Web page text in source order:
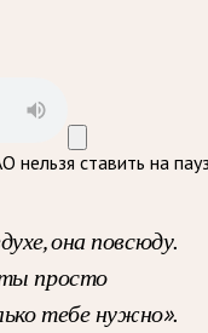
нельзя ставить на
она повсюду.
просто
тебе нужно».